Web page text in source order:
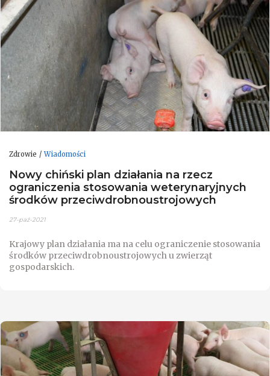
Zdrowie Wiadomości
Nowy chiński plan działania na rzecz
ograniczenia stosowania weterynaryjnych
środków przeciwdrobnoustrojowych
27-paź-2021
Krajowy plan działania ma na celu ograniczenie stosowania
środków przeciwdrobnoustrojowych u zwierząt
gospodarskich.